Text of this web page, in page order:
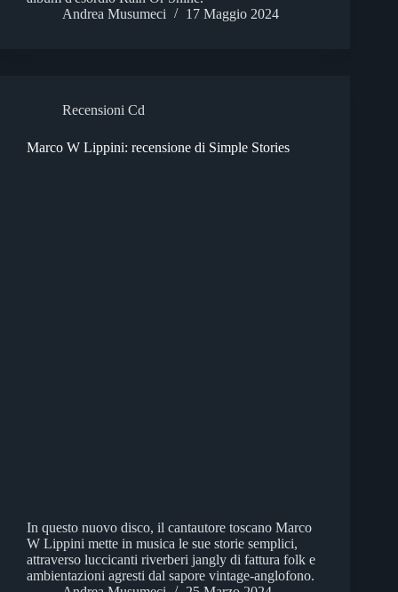
Andrea Musumeci
17 Maggio 2024
Recensioni Cd
Marco W Lippini: recensione di Simple Stories
In questo nuovo disco, il cantautore toscano Marco
W Lippini mette in musica le sue storie semplici,
attraverso luccicanti riverberi jangly di fattura folk e
ambientazioni agresti dal sapore vintage-anglofono.